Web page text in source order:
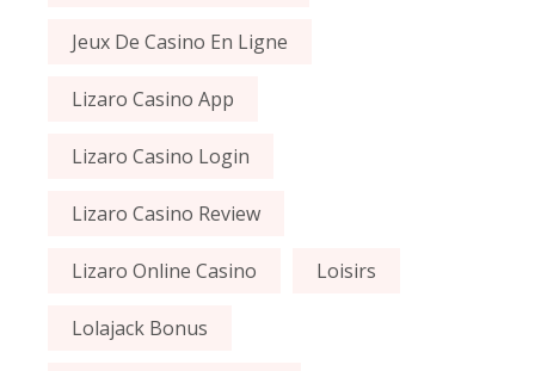
Jeux De Casino En Ligne
Lizaro Casino App
Lizaro Casino Login
Lizaro Casino Review
Lizaro Online Casino Loisirs
Lolajack Bonus